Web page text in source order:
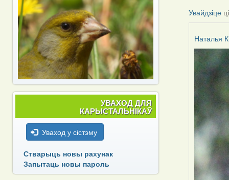
Увайдзіце
Наталья К
УВАХОД ДЛЯ
КАРЫСТАЛЬНІКАЎ
Уваход у сістэму
Стварыць новы рахунак
Запытаць новы пароль